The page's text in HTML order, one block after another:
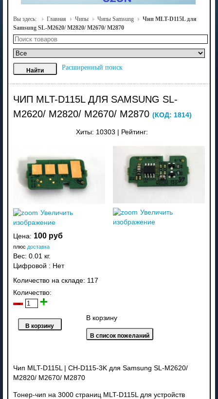
Вы здесь: Главная Чипы Чипы Samsung
Чип MLT-D115L для
Samsung SL-M2620/ M2820/ M2670/ M2870
Расширенный поиск
ЧИП MLT-D115L ДЛЯ SAMSUNG SL-
M2620/ M2820/ M2670/ M2870 (КОД: 1814)
Хиты: 10303 Рейтинг:
Увеличить
изображение
Увеличить
изображение
Цена: 100 руб
плюс доставка
Вес: 0.01 кг.
Цифровой : Нет
Количество на складе: 117
Количество:
В корзину
Чип MLT-D115L | CH-D115-3K для Samsung SL-M2620/
M2820/ M2670/ M2870
Тонер-чип на 3000 страниц MLT-D115L для устройств